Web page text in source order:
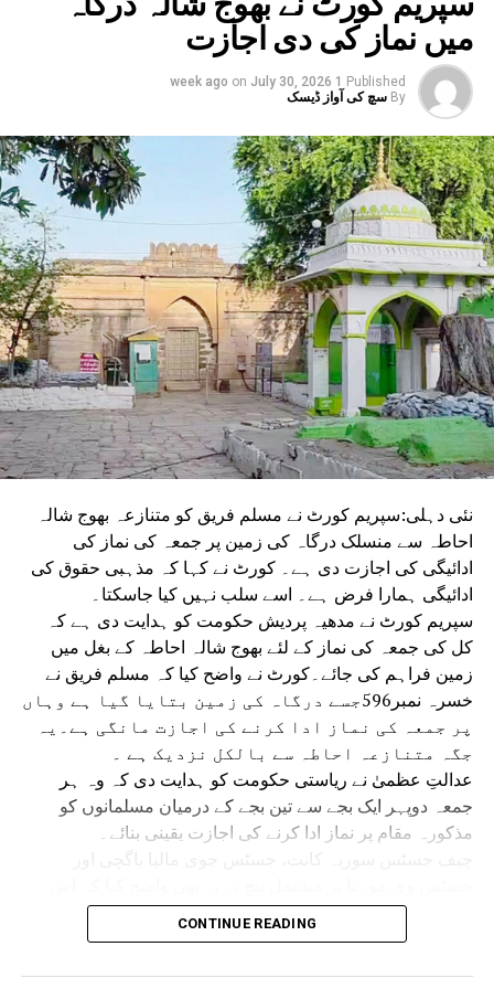
بھی بارش کا الرٹ جاری کیا گیا ہے۔ وہاں کے 17 اضلع
متاثر ہیں۔ یوپی ، بہار کے کئی اضلاع میں بھی
انتظامیہ الرٹ ہے۔
میں نماز کی دی اجازت
Published
1 week ago
on July 30, 2026
By سچ کی آواز ڈیسک
نئی دہلی:سپریم کورٹ نے مسلم فریق کو متنازعہ بھوج شالہ
احاطہ سے منسلک درگاہ کی زمین پر جمعہ کی نماز کی
ادائیگی کی اجازت دی ہے۔ کورٹ نے کہا کہ مذہبی حقوق کی
ادائیگی ہمارا فرض ہے۔ اسے سلب نہیں کیا جاسکتا۔
سپریم کورٹ نے مدھیہ پردیش حکومت کو ہدایت دی ہے کہ
کل کی جمعہ کی نماز کے لئے بھوج شالہ احاطہ کے بغل میں
زمین فراہم کی جائے۔کورٹ نے واضح کیا کہ مسلم فریق نے
خسرہ نمبر596جسے درگاہ کی زمین بتایا گیا ہے وہاں
پر جمعہ کی نماز ادا کرنے کی اجازت مانگی ہے۔یہ
جگہ متنازعہ احاطہ سے بالکل نزدیک ہے ۔
عدالتِ عظمیٰ نے ریاستی حکومت کو ہدایت دی کہ وہ ہر
جمعہ دوپہر ایک بجے سے تین بجے کے درمیان مسلمانوں کو
مذکورہ مقام پر نماز ادا کرنے کی اجازت یقینی بنائے۔
حکم سے ریاستی حکومت اور مسلم فریق باہمی رضامندی سے
جمعہ کی نماز کے لیے کسی متبادل مقام پر غور کرنے سے
CONTINUE READING